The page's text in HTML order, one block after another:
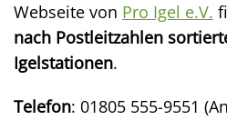
Webseite von Pro Igel e.V.
nach Postleitzahlen
Igelstationen.
Telefon: 01805 555-9551